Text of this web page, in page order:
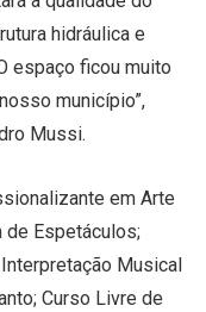
hidráulica e
espaço ficou muito
município”,
Mussi.
em Arte
de Espetáculos;
Musical
Curso Livre de